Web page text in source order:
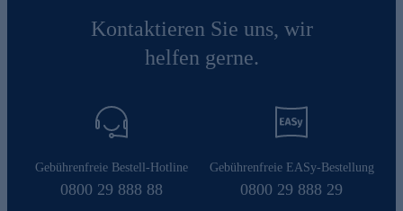
Kontaktieren Sie uns, wir
helfen gerne.
Gebührenfreie Bestell-Hotline
0800 29 888 88
Gebührenfreie EASy-Bestellung
0800 29 888 29